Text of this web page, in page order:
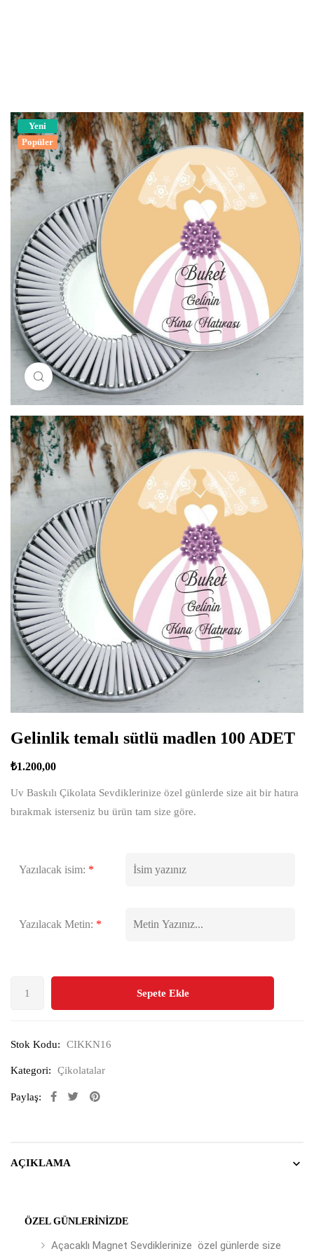
Yeni
Popüler
Resimi büyütmek için tıklayın
Gelinlik temalı sütlü madlen 100 ADET
₺1.200,00
Uv Baskılı Çikolata Sevdiklerinize özel günlerde size ait bir hatıra
bırakmak isterseniz bu ürün tam size göre.
Yazılacak isim: *
Yazılacak Metin: *
Sepete Ekle
Stok Kodu: CIKKN16
Kategori: Çikolatalar
Paylaş:
AÇIKLAMA
ÖZEL GÜNLERINIZDE
Açacaklı Magnet Sevdiklerinize özel günlerde size